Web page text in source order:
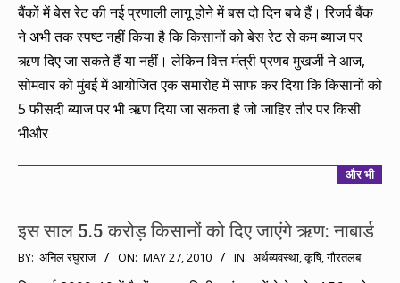
28
बैंकों में बेस रेट की नई प्रणाली लागू होने में बस दो दिन बचे हैं। रिजर्व बैंक
ने अभी तक स्पष्ट नहीं किया है कि किसानों को बेस रेट से कम ब्याज पर
ऋण दिए जा सकते हैं या नहीं। लेकिन वित्त मंत्री प्रणब मुखर्जी ने आज,
सोमवार को मुंबई में आयोजित एक समारोह में साफ कर दिया कि किसानों को
5 फीसदी ब्याज पर भी ऋण दिया जा सकता है जो जाहिर तौर पर किसी
भीऔर
और भी
इस साल 5.5 करोड़ किसानों को दिए जाएंगे ऋण: नाबार्ड
2010-
05-
BY: अनिल रघुराज ON: MAY 27, 2010 IN: अर्थव्यवस्था,कृषि,गौरतलब